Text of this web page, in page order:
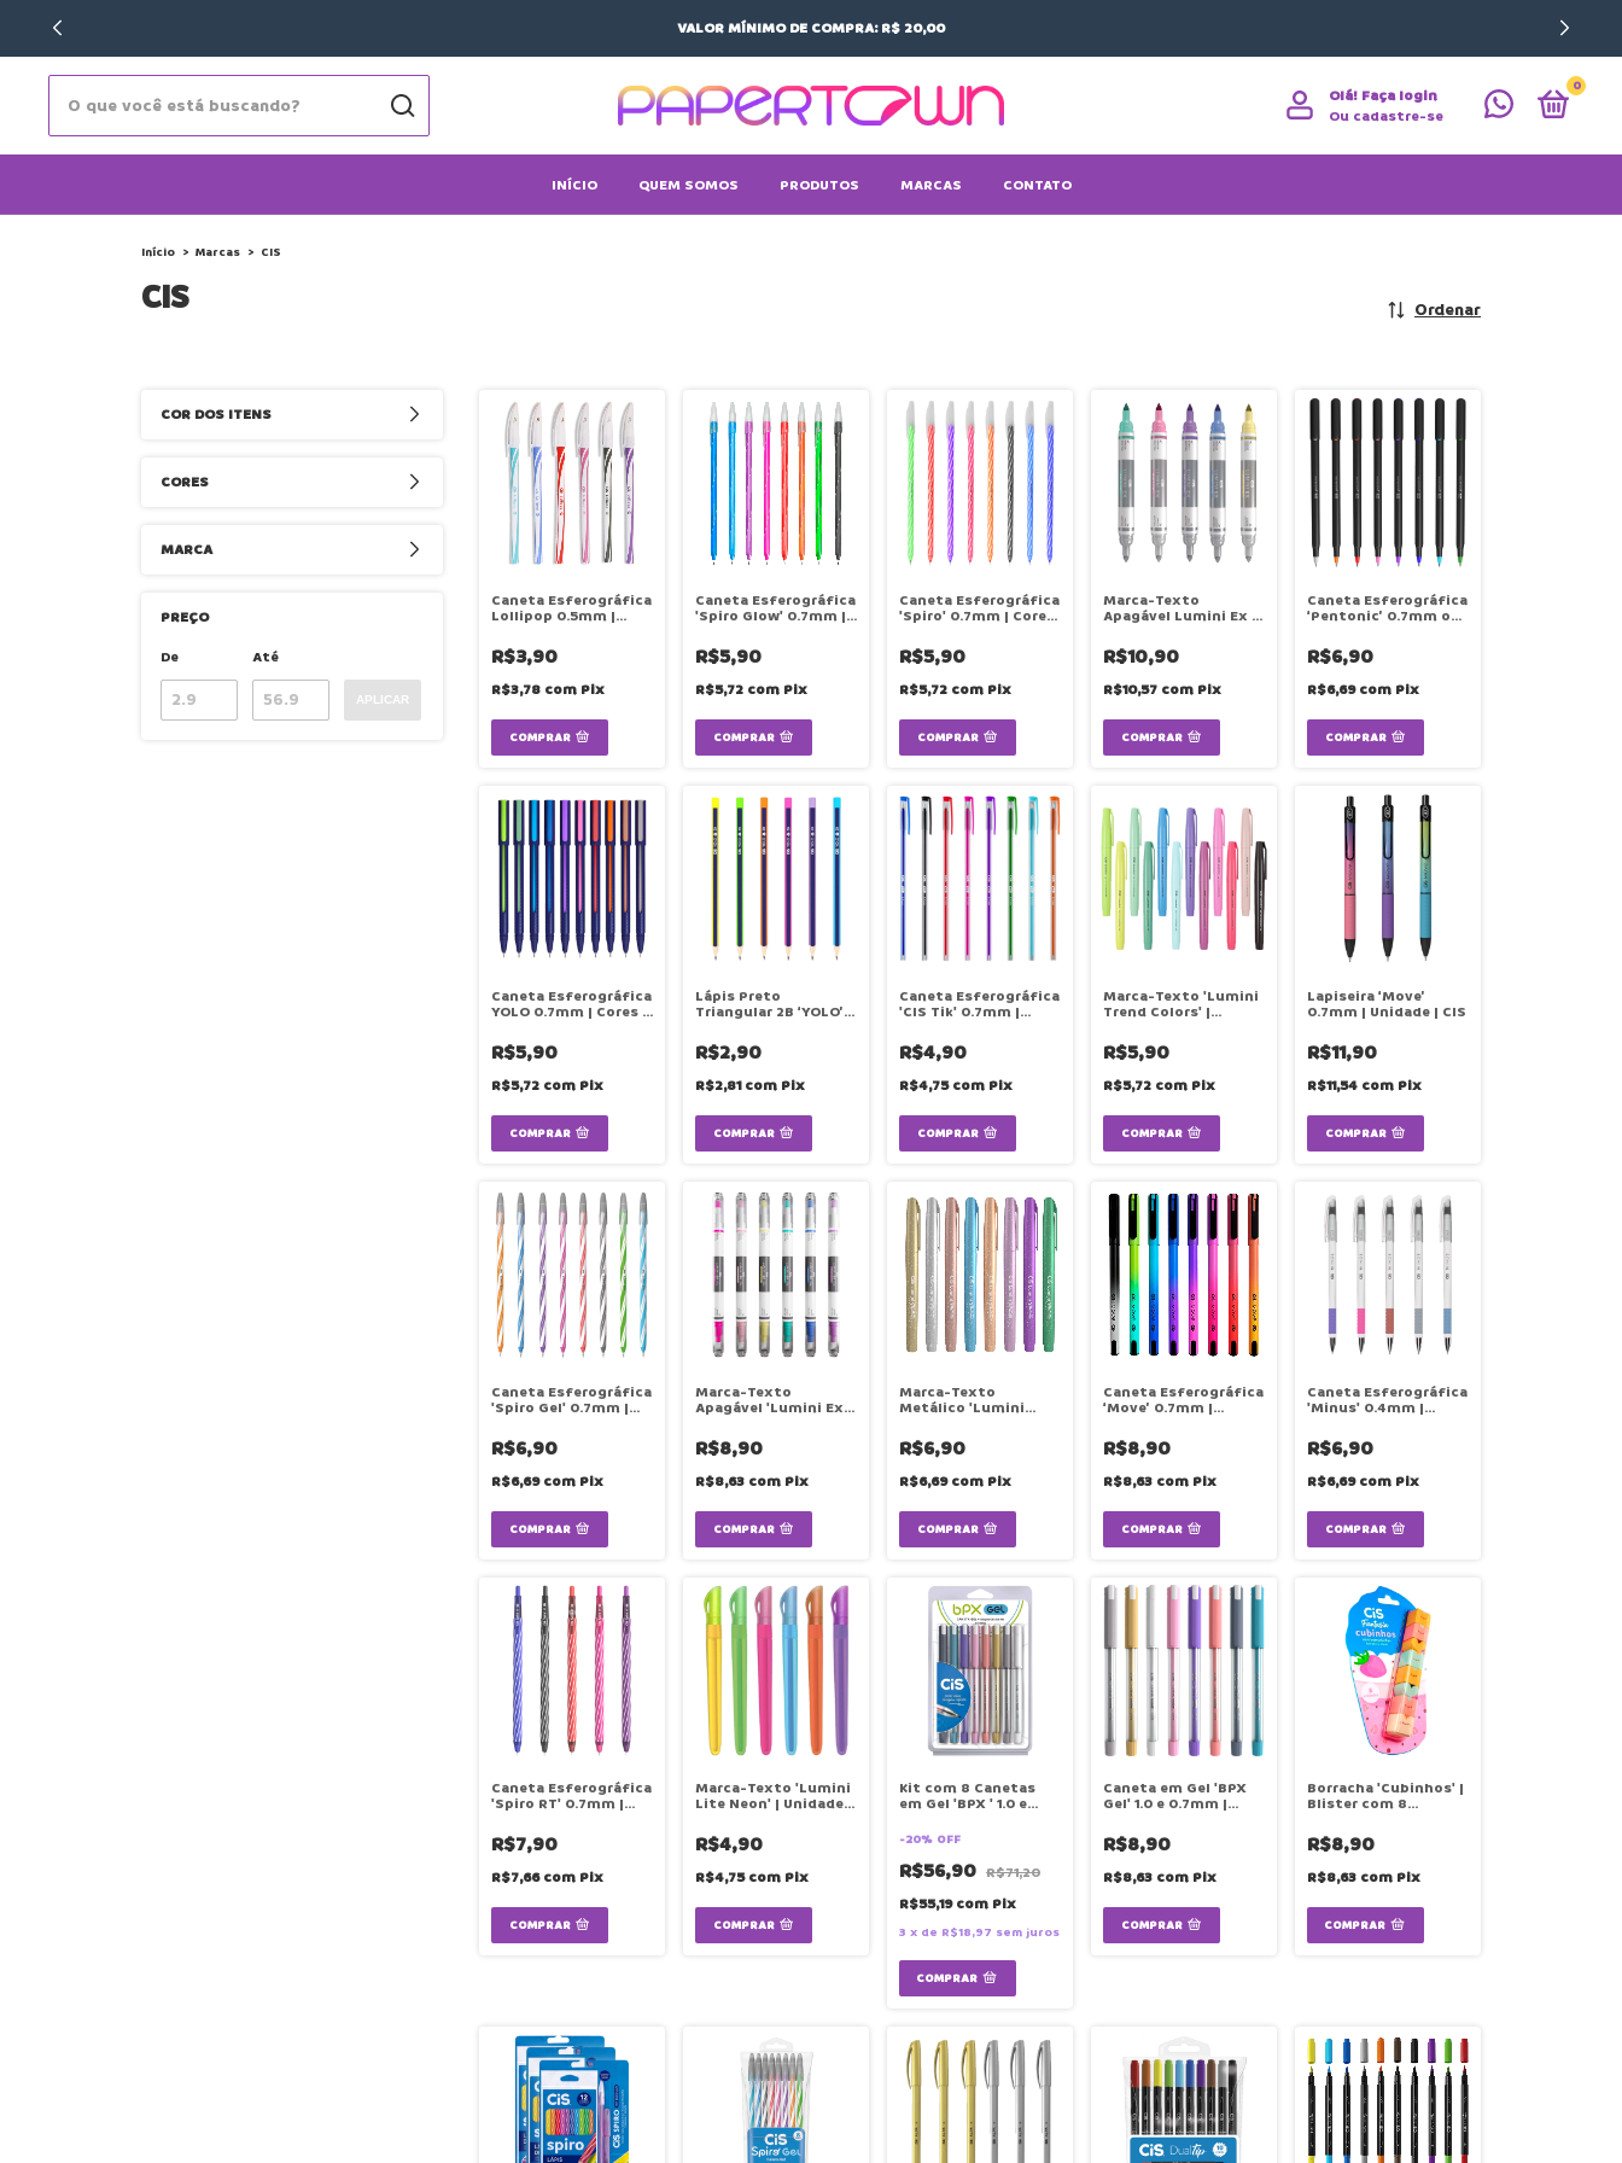
VALOR MÍNIMO DE COMPRA: R$ 20,00
Olá! Faça login
Ou cadastre-se
0
INÍCIO QUEM SOMOS PRODUTOS MARCAS CONTATO
Início > Marcas > CIS
CIS Ordenar
COR DOS ITENS
CORES
MARCA
PREÇO
De
Até
APLICAR
Caneta Esferográfica
Lollipop 0.5mm |
R$3,90
R$3,78 com Pix
COMPRAR
Caneta Esferográfica
'Spiro Glow' 0.7mm |
R$5,90
R$5,72 com Pix
COMPRAR
Caneta Esferográfica
'Spiro' 0.7mm | Cores
R$5,90
R$5,72 com Pix
COMPRAR
Marca-Texto
Apagável Lumini Ex |
R$10,90
R$10,57 com Pix
COMPRAR
Caneta Esferográfica
‘Pentonic’ 0.7mm ou
R$6,90
R$6,69com Pix
COMPRAR
Caneta Esferográfica
YOLO 0.7mm | Cores |
R$5,90
R$5,72 com Pix
COMPRAR
Lápis Preto
Triangular 2B ‘YOLO’ |
R$2,90
R$2,81com Pix
COMPRAR
Caneta Esferográfica
'CIS Tik' 0.7mm |
R$4,90
R$4,75com Pix
COMPRAR
Marca-Texto 'Lumini
Trend Colors' |
R$5,90
R$5,72 com Pix
COMPRAR
Lapiseira ‘Move’
0.7mm | Unidade | CIS
R$11,90
R$11,54 com Pix
COMPRAR
Caneta Esferográfica
'Spiro Gel' 0.7mm |
R$6,90
R$6,69com Pix
COMPRAR
Marca-Texto
Apagável 'Lumini Ex
Unidade | CIS
R$8,90
R$8,63 com Pix
COMPRAR
Marca-Texto
Metálico 'Lumini
Unidade | CIS
R$6,90
R$6,69com Pix
COMPRAR
Caneta Esferográfica
‘Move’ 0.7mm |
R$8,90
R$8,63 com Pix
COMPRAR
Caneta Esferográfica
'Minus' 0.4mm |
R$6,90
R$6,69com Pix
COMPRAR
Caneta Esferográfica
'Spiro RT' 0.7mm |
R$7,90
R$7,66com Pix
COMPRAR
Marca-Texto 'Lumini
Lite Neon' | Unidade |
R$4,90
R$4,75com Pix
COMPRAR
Kit com 8 Canetas
em Gel 'BPX ' 1.0 e
-20% OFF
R$56,90 R$71,20
R$55,19com Pix
3 x de R$18,97 sem juros
Caneta em Gel 'BPX
Gel' 1.0 e 0.7mm |
R$8,90
R$8,63 com Pix
COMPRAR
Borracha 'Cubinhos' |
Blister com 8
R$8,90
R$8,63 com Pix